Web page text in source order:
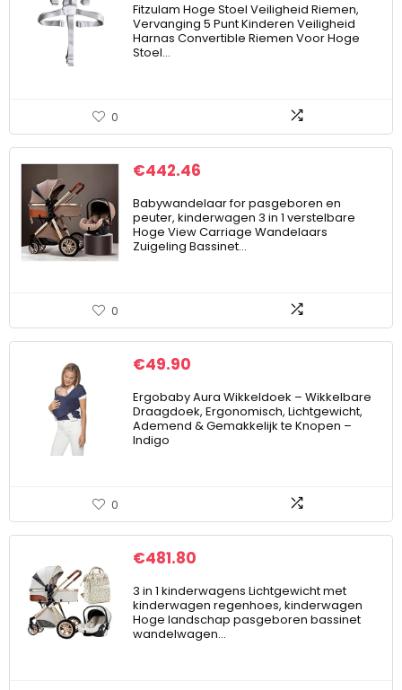
Fitzulam Hoge Stoel Veiligheid Riemen,
Vervanging 5 Punt Kinderen Veiligheid
Harnas Convertible Riemen Voor Hoge
Stoel…
0
€442.46
Babywandelaar for pasgeboren en
peuter, kinderwagen 3 in 1 verstelbare
Hoge View Carriage Wandelaars
Zuigeling Bassinet…
0
€49.90
Ergobaby Aura Wikkeldoek – Wikkelbare
Draagdoek, Ergonomisch, Lichtgewicht,
Ademend & Gemakkelijk te Knopen –
Indigo
0
€481.80
3 in 1 kinderwagens Lichtgewicht met
kinderwagen regenhoes, kinderwagen
Hoge landschap pasgeboren bassinet
wandelwagen…